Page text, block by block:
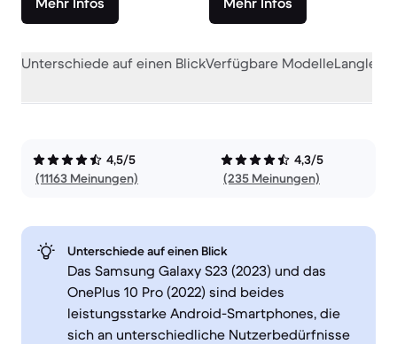
Unterschiede auf einen BlickVerfügbare Modelle
4,5/5
(11163 Meinungen)
4,3/5
(235 Meinungen)
Unterschiede auf einen Blick
Das Samsung Galaxy S23 (2023) und das
OnePlus 10 Pro (2022) sind beides
leistungsstarke Android-Smartphones, die
sich an unterschiedliche Nutzerbedürfnisse